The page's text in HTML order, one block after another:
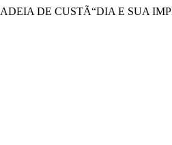
DE CUSTÃ“DIA E SUA